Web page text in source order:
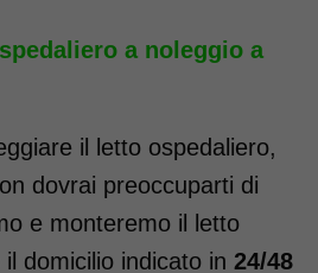
a noleggio a
il letto ospedaliero,
dovrai preoccuparti di
e monteremo il letto
domicilio indicato in 24/48